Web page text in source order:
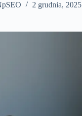
2 grudnia, 2025